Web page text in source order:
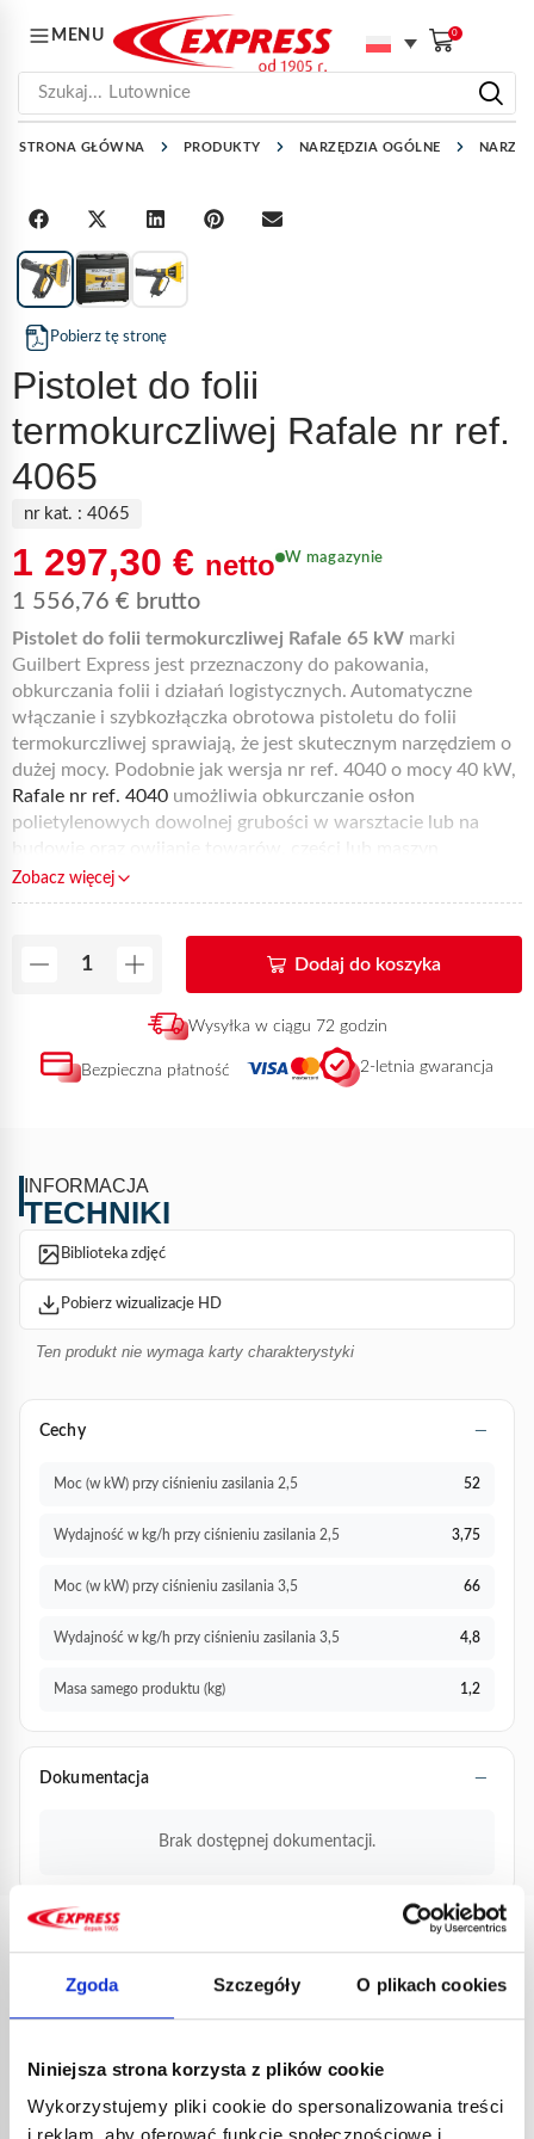
Zgoda Szczegóły O plikach cookies
Niniejsza strona korzysta z plików cookie
Wykorzystujemy pliki cookie do spersonalizowania treści
MENU 0
Szukaj... Lutownice
STRONA GŁÓWNA PRODUKTY NARZĘDZIA OGÓLNE
Pobierz tę stronę
Pistolet do folii
termokurczliwej Rafale nr ref.
4065
nr kat. : 4065
1 297,30 € netto
1 556,76 € brutto
W magazynie
Pistolet do folii termokurczliwej Rafale 65 kW marki
Guilbert Express jest przeznaczony do pakowania,
obkurczania folii i działań logistycznych. Automatyczne
włączanie i szybkozłączka obrotowa pistoletu do folii
termokurczliwej sprawiają, że jest skutecznym narzędziem o
dużej mocy. Podobnie jak wersja nr ref. 4040 o mocy 40 kW,
Rafale nr ref. 4040 umożliwia obkurczanie osłon
polietylenowych dowolnej grubości w warsztacie lub na
budowie oraz owijanie towarów, części lub maszyn
wszelkich kształtów i formatów.
termokurczliwej podłącza się do butli z propanem 13 kg lub
Rafale w wersji 65 kW to skuteczny,
uniwersalny pistolet do folii
termokurczliwej o dużej mocy!
Pistolet jest zapakowany w walizkę transportową i może być
używany w wielu różnych dziedzinach: logistyka, pakowanie,
Zobacz więcej
Dodaj do koszyka
Wysyłka w ciągu 72 godzin
Bezpieczna płatność 2-letnia gwarancja
INFORMACJA
TECHNIKI
Biblioteka zdjęć
Pobierz wizualizacje HD
Ten produkt nie wymaga karty charakterystyki
Cechy
Moc (w kW) przy ciśnieniu zasilania 2,5 52
Wydajność w kg/h przy ciśnieniu zasilania 2,5 3,75
Moc (w kW) przy ciśnieniu zasilania 3,5 66
Wydajność w kg/h przy ciśnieniu zasilania 3,5 4,8
Masa samego produktu (kg) 1,2
Dokumentacja
Brak dostępnej dokumentacji.
PRODUKTY
POWIĄZANE